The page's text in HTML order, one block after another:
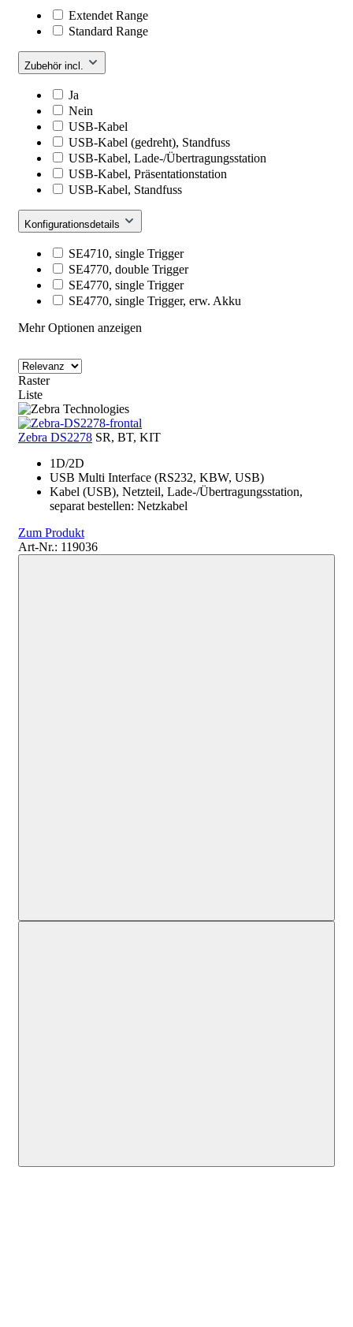
Extendet Range
Standard Range
Zubehör incl.
Ja
Nein
USB-Kabel
USB-Kabel (gedreht), Standfuss
USB-Kabel, Lade-/Übertragungsstation
USB-Kabel, Präsentationstation
USB-Kabel, Standfuss
Konfigurationsdetails
SE4710, single Trigger
SE4770, double Trigger
SE4770, single Trigger
SE4770, single Trigger, erw. Akku
Mehr Optionen anzeigen
Raster
Liste
Zebra DS2278 SR, BT, KIT
1D/2D
USB Multi Interface (RS232, KBW, USB)
Kabel (USB), Netzteil, Lade-/Übertragungsstation,
separat bestellen: Netzkabel
Zum Produkt
Art-Nr.: 119036